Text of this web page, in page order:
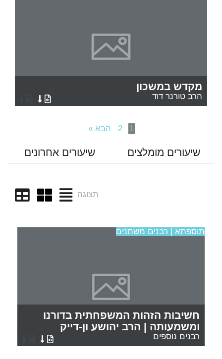
מקדש במשכון
הרב טורנר דוד
1
2 הבא »
שיעורים מומלצים שיעורים אחרונים
תצוגה
תוספתא | רבנים משתנים
חשיבות הזהות המשפחתית בדורנו
ומשמעותה | הרב יהושע ון-דייק
רבנים נוספים